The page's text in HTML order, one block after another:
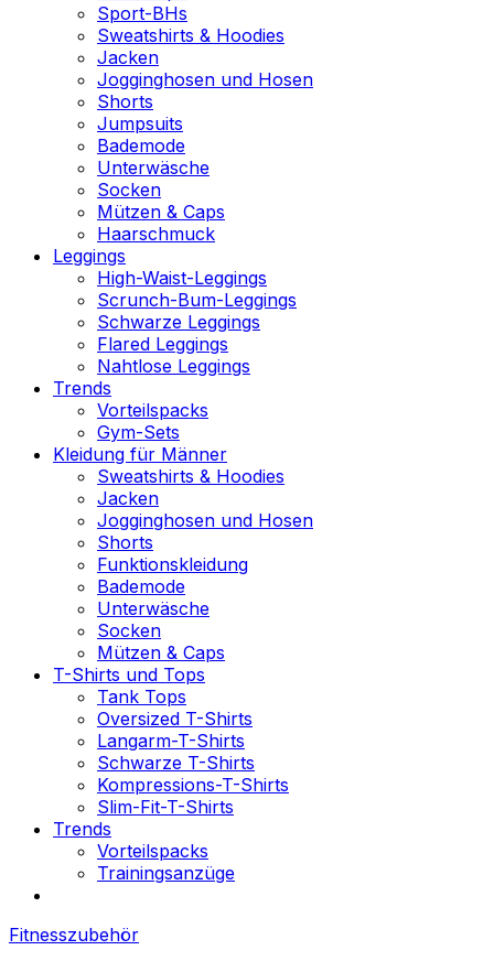
Sport-BHs
Sweatshirts & Hoodies
Jacken
Jogginghosen und Hosen
Shorts
Jumpsuits
Bademode
Unterwäsche
Socken
Mützen & Caps
Haarschmuck
Leggings
High-Waist-Leggings
Scrunch-Bum-Leggings
Schwarze Leggings
Flared Leggings
Nahtlose Leggings
Trends
Vorteilspacks
Gym-Sets
Kleidung für Männer
Sweatshirts & Hoodies
Jacken
Jogginghosen und Hosen
Shorts
Funktionskleidung
Bademode
Unterwäsche
Socken
Mützen & Caps
T-Shirts und Tops
Tank Tops
Oversized T-Shirts
Langarm-T-Shirts
Schwarze T-Shirts
Kompressions-T-Shirts
Slim-Fit-T-Shirts
Trends
Vorteilspacks
Trainingsanzüge
Fitnesszubehör